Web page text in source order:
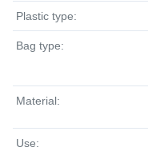
Plastic type:
Bag type:
Material:
Use: